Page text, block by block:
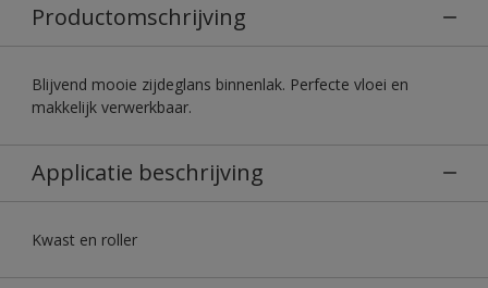
Productomschrijving
Blijvend mooie zijdeglans binnenlak. Perfecte vloei en
makkelijk verwerkbaar.
Applicatie beschrijving
Kwast en roller